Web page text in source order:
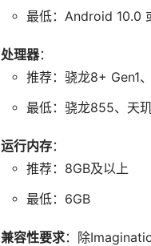
最低：Android 10.0
处理器：
推荐：骁龙8+ Gen1
最低：骁龙855、天
运行内存：
推荐：8GB及以上
最低：6GB
兼容性要求：除